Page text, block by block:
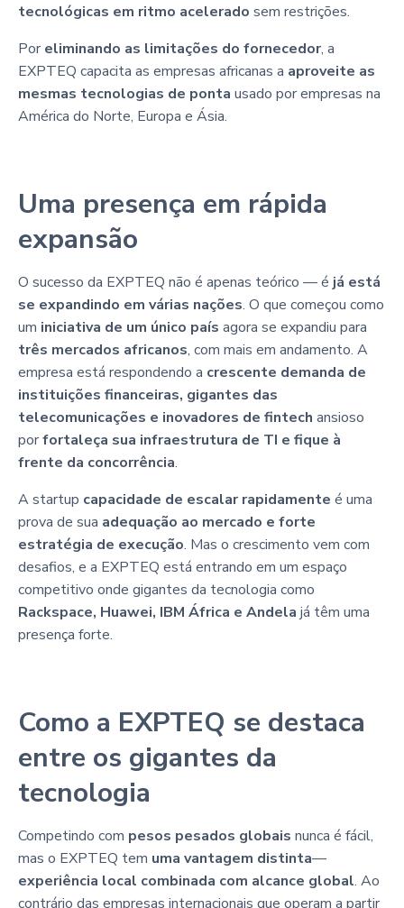
tecnológicas em ritmo acelerado sem restrições.
Por eliminando as limitações do fornecedor, a
EXPTEQ capacita as empresas africanas a aproveite as
mesmas tecnologias de ponta usado por empresas na
América do Norte, Europa e Ásia.
Uma presença em rápida
expansão
O sucesso da EXPTEQ não é apenas teórico — é já está
se expandindo em várias nações. O que começou como
um iniciativa de um único país agora se expandiu para
três mercados africanos, com mais em andamento. A
empresa está respondendo a crescente demanda de
instituições financeiras, gigantes das
telecomunicações e inovadores de fintech ansioso
porfortaleça sua infraestrutura de TI e fique à
frente da concorrência.
A startup capacidade de escalar rapidamente é uma
prova de sua adequação ao mercado e forte
estratégia de execução. Mas o crescimento vem com
desafios, e a EXPTEQ está entrando em um espaço
competitivo onde gigantes da tecnologia como
Rackspace, Huawei, IBM África e Andela já têm uma
presença forte.
Como a EXPTEQ se destaca
entre os gigantes da
tecnologia
Competindo com pesos pesados globais nunca é fácil,
mas o EXPTEQ tem uma vantagem distinta—
experiência local combinada com alcance global. Ao
contrário das empresas internacionais que operam a partir